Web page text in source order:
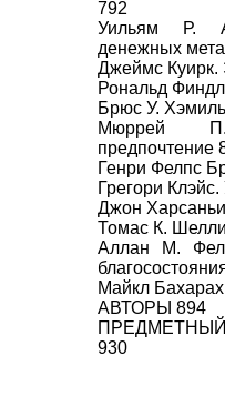
792
Уильям Р.
денежных
Джеймс Куирк.
Рональд
Брюс У.
Мюррей
предпочтение
Генри Фелпс
Грегори
Джон
Томас К.
Аллан М.
Майкл
АВТОРЫ 894
930